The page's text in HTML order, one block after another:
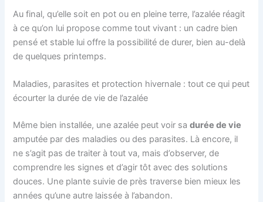
Au final, qu’elle soit en pot ou en pleine terre, l’azalée réagit
à ce qu’on lui propose comme tout vivant : un cadre bien
pensé et stable lui offre la possibilité de durer, bien au-delà
de quelques printemps.
Maladies, parasites et protection hivernale : tout ce qui peut
écourter la durée de vie de l’azalée
Même bien installée, une azalée peut voir sadurée de vie
amputée par des maladies ou des parasites. Là encore, il
ne s’agit pas de traiter à tout va, mais d’observer, de
comprendre les signes et d’agir tôt avec des solutions
douces. Une plante suivie de près traverse bien mieux les
années qu’une autre laissée à l’abandon.